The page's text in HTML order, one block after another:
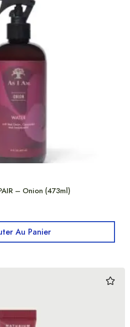
– Onion (473ml)
Au Panier